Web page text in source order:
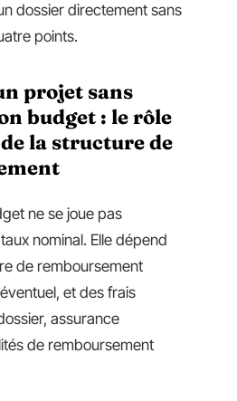
dossier directement sans
points.
projet sans
budget : le rôle
la structure de
ne se joue pas
nominal. Elle dépend
de remboursement
et des frais
assurance
de remboursement